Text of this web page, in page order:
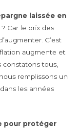
laissée en
Car le prix des
C’est
augmente et
constatons tous,
remplissons un
les années
pour protéger